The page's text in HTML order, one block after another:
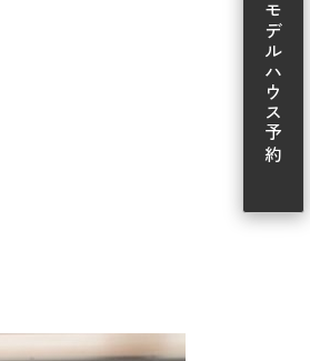
モデルハウス予約